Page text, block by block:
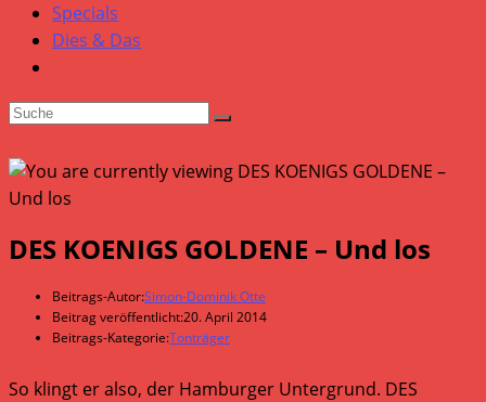
Specials
Dies & Das
DES KOENIGS GOLDENE – Und los
Beitrags-Autor:Simon-Dominik Otte
Beitrag veröffentlicht:20. April 2014
Beitrags-Kategorie:Tonträger
So klingt er also, der Hamburger Untergrund. DES